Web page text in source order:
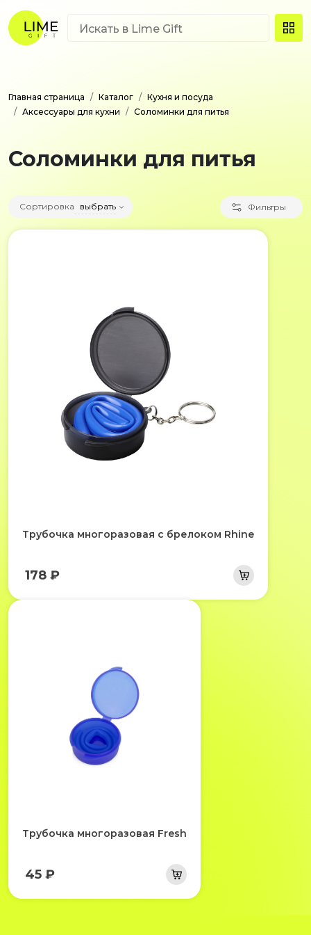
Главная страница Каталог
Кухня и посуда
Аксессуары для кухни
Соломинки для питья
Соломинки для питья
Сортировка выбрать Фильтры
Трубочка многоразовая с брелоком Rhine
178 ₽
Трубочка многоразовая Fresh
45 ₽